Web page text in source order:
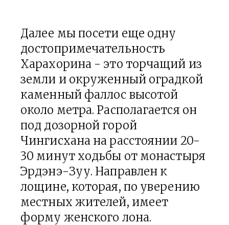
Далее мы посети еще одну
достопримечательность
Харахорина - это торчащий из
земли и окруженный оградкой
каменный фаллос высотой
около метра. Располагается он
под дозорной горой
Чингисхана на расстоянии 20-
30 минут ходьбы от монастыря
Эрдэнэ-Зуу. Направлен к
лощине, которая, по уверению
местных жителей, имеет
форму женского лона.